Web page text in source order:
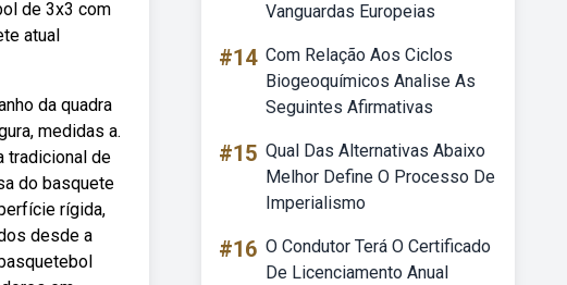
de 3x3 com
atual
da quadra
medidas a.
tradicional de
do basquete
rígida,
desde a
Vanguardas Europeias
#14 Com Relação Aos Ciclos
Biogeoquímicos Analise As
Seguintes Afirmativas
#15 Qual Das Alternativas Abaixo
Melhor Define O Processo De
Imperialismo
#16 O Condutor Terá O Certificado
De Licenciamento Anual